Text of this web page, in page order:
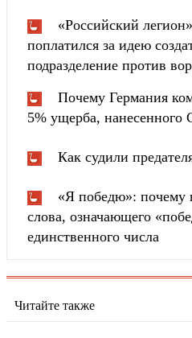
«Российский
поплатился за идею
подразделение против
Почему Германия
5% ущерба,
Как судили
«Я победю»: почему
слова, означающего
единственного числа
Читайте также